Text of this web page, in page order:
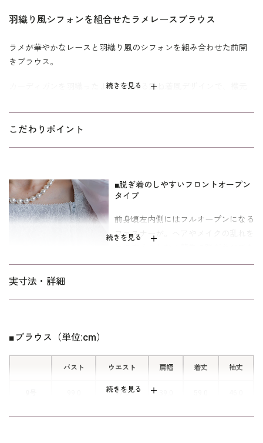
続きを見る
羽織り風シフォンを組合せたラメレースブラウス
ラメが華やかなレースと羽織り風のシフォンを組み合わせた前開
きブラウス。
カーディガンを羽織ったように見える重ね着風デザインで、襟元
で、気になる後ろ姿もさりげなく体型カバーしてくれます。 ロン
グスカートやワイドパンツと合わせてフォーマルシーンはもちろ
ミセス（40代～）向け、｢少しゆったり｣パターンを使用。「標
準」に比べてウエストを中心にゆとりを持たせています。
※パソコンのモニター環境やスマートフォンの機種・設定によっ
て、商品の色味や素材感などが実物と異なって見える場合がござ
す。 ご自身の体型より実寸法に8cm程度のゆとりあるサイズをお
選びいただくのがおすすめです。
こだわりポイント
続きを見る
■脱ぎ着のしやすいフロントオープン
タイプ
前身頃左内側にはフルオープンになる
ファスナーが。ヘアやメイクの乱れを
実寸法・詳細
続きを見る
■ブラウス（単位:cm）
バスト ウエスト 肩幅 着丈 袖丈
97.5
11号 103.0 101.5 39.5 59.5 46.5